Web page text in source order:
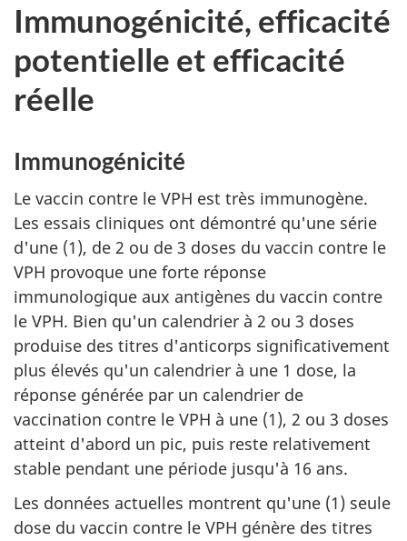
Immunogénicité, efficacité
potentielle et efficacité
réelle
Immunogénicité
Le vaccin contre le VPH est très immunogène.
Les essais cliniques ont démontré qu'une série
d'une (1), de 2 ou de 3 doses du vaccin contre le
VPH provoque une forte réponse
immunologique aux antigènes du vaccin contre
le VPH. Bien qu'un calendrier à 2 ou 3 doses
produise des titres d'anticorps significativement
plus élevés qu'un calendrier à une 1 dose, la
réponse générée par un calendrier de
vaccination contre le VPH à une (1), 2 ou 3 doses
atteint d'abord un pic, puis reste relativement
stable pendant une période jusqu'à 16 ans.
Les données actuelles montrent qu'une (1) seule
dose du vaccin contre le VPH génère des titres